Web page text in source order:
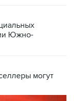
Южно-
могут